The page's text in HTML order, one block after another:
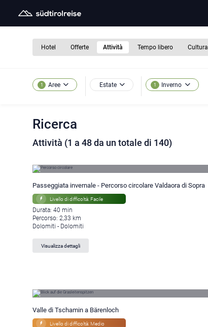
Hotel Offerte Attività Tempo libero Cultura
1 Aree Estate 1 Inverno
Ricerca
Attività (1 a 48 da un totale di 140)
Passeggiata invernale - Percorso circolare Valdaora di Sopra
Livello di difficoltà: Facile
Durata: 40 min
Percorso: 2,33 km
Dolomiti - Dolomiti
Visualizza dettagli
Valle di Tschamin a Bärenloch
Livello di difficoltà: Medio